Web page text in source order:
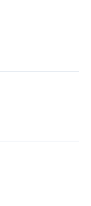
e semplicità.
100%
per essere